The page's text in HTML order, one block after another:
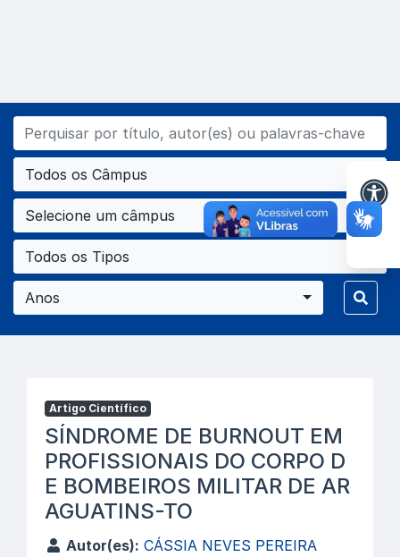
Todos os Câmpus
Selecione um câmpus
Todos os Tipos
Anos
Artigo Científico
SÍNDROME DE BURNOUT EM
PROFISSIONAIS DO CORPO D
E BOMBEIROS MILITAR DE AR
AGUATINS-TO
Autor(es): CÁSSIA NEVES PEREIRA